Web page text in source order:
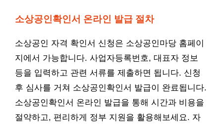
소상공인확인서 온라인 발급 절차
소상공인 자격 확인서 신청은 소상공인마당 홈페이
지에서 가능합니다. 사업자등록번호, 대표자 정보
등을 입력하고 관련 서류를 제출하면 됩니다. 신청
후 심사를 거쳐 소상공인확인서 발급이 완료됩니다.
소상공인확인서 온라인 발급을 통해 시간과 비용을
절약하고, 편리하게 정부 지원을 활용해보세요. 자